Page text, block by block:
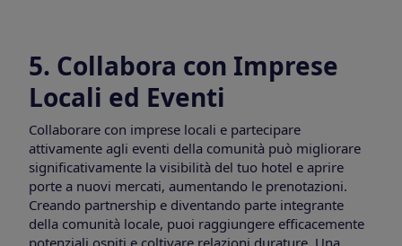
5. Collabora con Imprese
Locali ed Eventi
Collaborare con imprese locali e partecipare
attivamente agli eventi della comunità può migliorare
significativamente la visibilità del tuo hotel e aprire
porte a nuovi mercati, aumentando le prenotazioni.
Creando partnership e diventando parte integrante
della comunità locale, puoi raggiungere efficacemente
potenziali ospiti e coltivare relazioni durature. Una